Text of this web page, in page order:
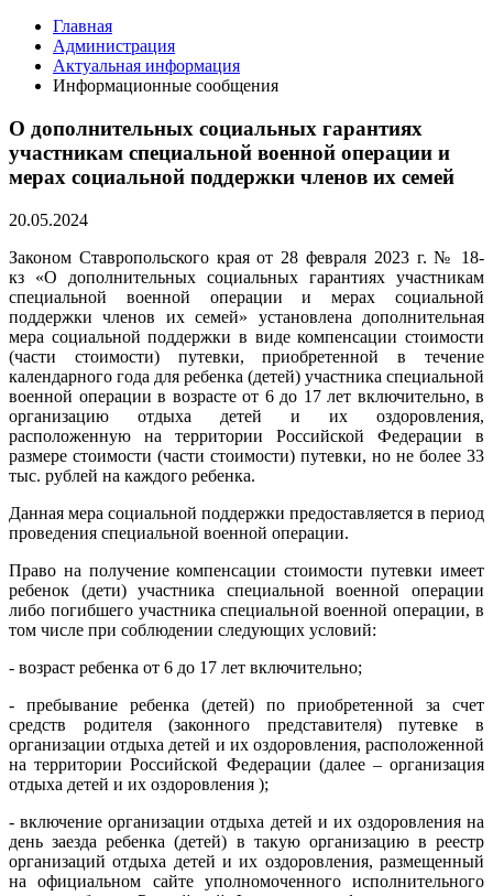
Главная
Администрация
Актуальная информация
Информационные сообщения
О дополнительных социальных гарантиях
участникам специальной военной операции и
мерах социальной поддержки членов их семей
20.05.2024
Законом Ставропольского края от 28 февраля 2023 г. № 18-
кз «О дополнительных социальных гарантиях участникам
специальной военной операции и мерах социальной
поддержки членов их семей» установлена дополнительная
мера социальной поддержки в виде компенсации стоимости
(части стоимости) путевки, приобретенной в течение
календарного года для ребенка (детей) участника специальной
военной операции в возрасте от 6 до 17 лет включительно, в
организацию отдыха детей и их оздоровления,
расположенную на территории Российской Федерации в
размере стоимости (части стоимости) путевки, но не более 33
тыс. рублей на каждого ребенка.
Данная мера социальной поддержки предоставляется в период
проведения специальной военной операции.
Право на получение компенсации стоимости путевки имеет
ребенок (дети) участника специальной военной операции
либо погибшего участника специальной военной операции, в
том числе при соблюдении следующих условий:
- возраст ребенка от 6 до 17 лет включительно;
- пребывание ребенка (детей) по приобретенной за счет
средств родителя (законного представителя) путевке в
организации отдыха детей и их оздоровления, расположенной
на территории Российской Федерации (далее – организация
отдыха детей и их оздоровления );
- включение организации отдыха детей и их оздоровления на
день заезда ребенка (детей) в такую организацию в реестр
организаций отдыха детей и их оздоровления, размещенный
на официальном сайте уполномоченного исполнительного